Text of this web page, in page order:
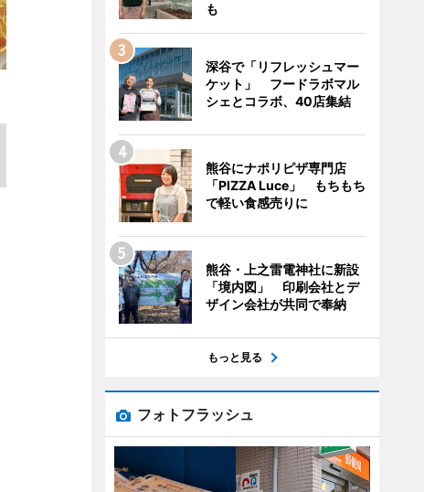
も
深谷で「リフレッシュマー
ケット」 フードラボマル
シェとコラボ、40店集結
熊谷にナポリピザ専門店
「PIZZA Luce」 もちもち
で軽い食感売りに
熊谷・上之雷電神社に新設
「境内図」 印刷会社とデ
ザイン会社が共同で奉納
もっと見る
フォトフラッシュ